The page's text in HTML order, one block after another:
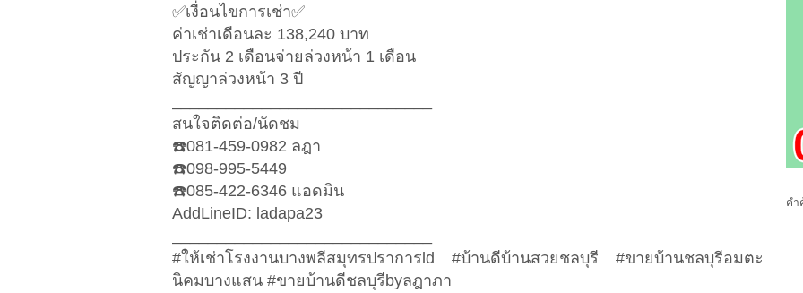
✅เงื่อนไขการเช่า✅
ค่าเช่าเดือนละ 138,240 บาท
ประกัน 2 เดือนจ่ายล่วงหน้า 1 เดือน
สัญญาล่วงหน้า 3 ปี
สนใจติดต่อ/นัดชม
☎️081-459-0982 ลฎา
☎️098-995-5449
☎️085-422-6346 แอดมิน
AddLineID: ladapa23
#ให้เช่าโรงงานบางพลีสมุทรปราการld #บ้านดีบ้านสวยชลบุรี #ขายบ้านชลบุรีอมตะ
นิคมบางแสน #ขายบ้านดีชลบุรีbyลฎาภา
คำ